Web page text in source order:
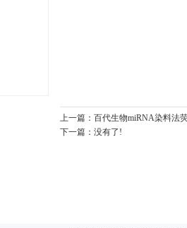
上一篇： 百代生物miRNA染料法
下一篇： 没有了!